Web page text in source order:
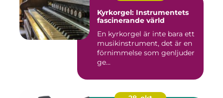
Kyrkorgel: Instrumentets
fascinerande värld
En kyrkorgel är inte bara ett
musikinstrument, det är en
förnimmelse som genljuder
ge...